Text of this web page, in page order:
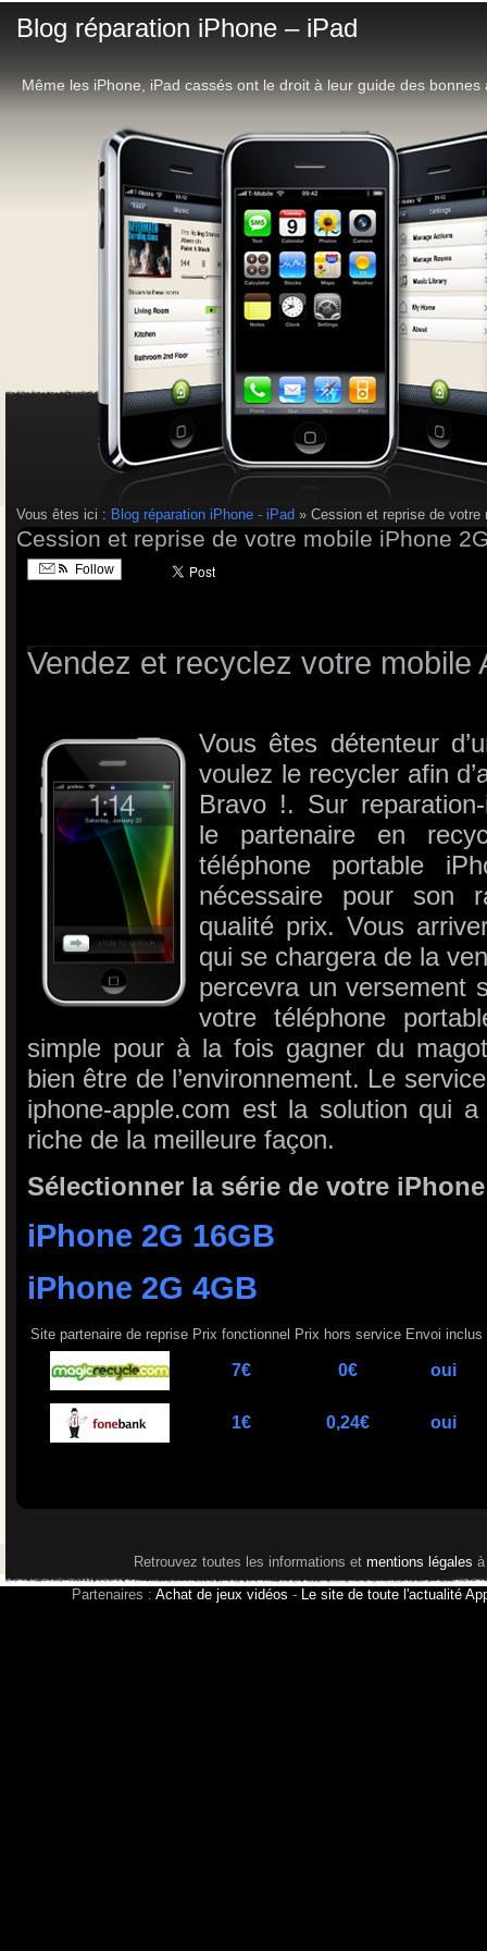
Blog réparation iPhone – iPad
Même les iPhone, iPad cassés ont le droit à leur guide des bonnes
Vous êtes ici : Blog réparation iPhone - iPad » Cession et reprise de votre
Cession et reprise de votre mobile iPhone
Follow
Vendez et recyclez votre mobile
Vous êtes détenteur
voulez le recycler afin
Bravo !. Sur
le partenaire en
téléphone portable
nécessaire pour son
qualité prix. Vous
qui se chargera de la
percevra un versement
votre téléphone
simple pour à la fois gagner du
bien être de l’environnement. Le
iphone-apple.com est la solution qui
riche de la meilleure façon.
Sélectionner la série de votre
iPhone 2G 16GB
iPhone 2G 4GB
Site partenaire de reprise Prix fonctionnel Prix hors service Envoi inclus
7€ 0€ oui
1€ 0,24€ oui
Retrouvez toutes les informations etmentions légales
Partenaires : Achat de jeux vidéos - Le site de toute l'actualité